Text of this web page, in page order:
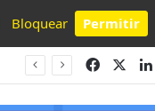
Bloquear Permitir